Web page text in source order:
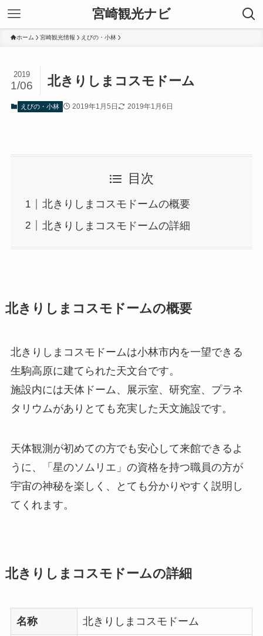
宮崎観光ナビ
ホーム 宮崎観光情報 えびの・小林
北きりしまコスモドーム
2019
1/06
えびの・小林 2019年1月5日 2019年1月6日
目次
北きりしまコスモドームの概要
北きりしまコスモドームの詳細
北きりしまコスモドームの概要
北きりしまコスモドームは小林市内を一望できる
生駒高原に建てられた天文台です。
施設内には天体ドーム、展示室、研究室、プラネ
タリウムがありとても充実した天文施設です。
天体観測が初めての方でも安心して来館できるよ
うに、「星のソムリエ」の資格を持つ職員の方が
宇宙の神秘を楽しく、とても分かりやすく説明し
てくれます。
北きりしまコスモドームの詳細
名称 北きりしまコスモドーム